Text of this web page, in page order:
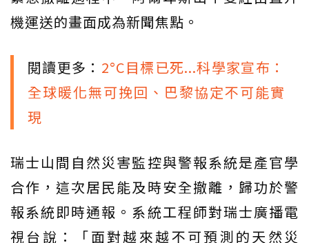
機運送的畫面成為新聞焦點。
閱讀更多： 2°C目標已死...科學家宣布：
全球暖化無可挽回、巴黎協定不可能實
現
瑞士山間自然災害監控與警報系統是產官學
合作，這次居民能及時安全撤離，歸功於警
報系統即時通報。系統工程師對瑞士廣播電
視台說：「面對越來越不可預測的天然災